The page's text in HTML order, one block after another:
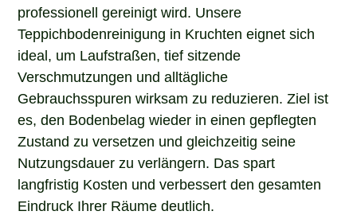
professionell gereinigt wird. Unsere
Teppichbodenreinigung in Kruchten eignet sich
ideal, um Laufstraßen, tief sitzende
Verschmutzungen und alltägliche
Gebrauchsspuren wirksam zu reduzieren. Ziel ist
es, den Bodenbelag wieder in einen gepflegten
Zustand zu versetzen und gleichzeitig seine
Nutzungsdauer zu verlängern. Das spart
langfristig Kosten und verbessert den gesamten
Eindruck Ihrer Räume deutlich.